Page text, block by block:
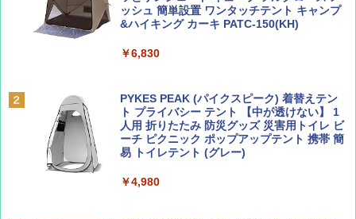
￥1,500
￥713
￥2,479
力的な町 2026～2027 地球の歩き方D アジア
ッシュ 簡単設置 ワンタッチテント キャンプ
&ハイキング カーキ PATC-150(KH)
￥6,830
PYKES PEAK (パイクスピーク) 着替えテン
ト プライバシー テント 【中が透けない】 1
人用 折りたたみ 防災グッズ 災害用トイレ ビ
ーチ ピクニック ポップアップテント 携帯 簡
易 トイレテント (グレー)
￥4,980